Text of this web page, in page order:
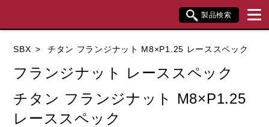
製品検索
データを準備しています。
SBX チタン フランジナット M8×P1.25 レーススペック
フランジナット レーススペック
チタン フランジナット M8×P1.25
レーススペック